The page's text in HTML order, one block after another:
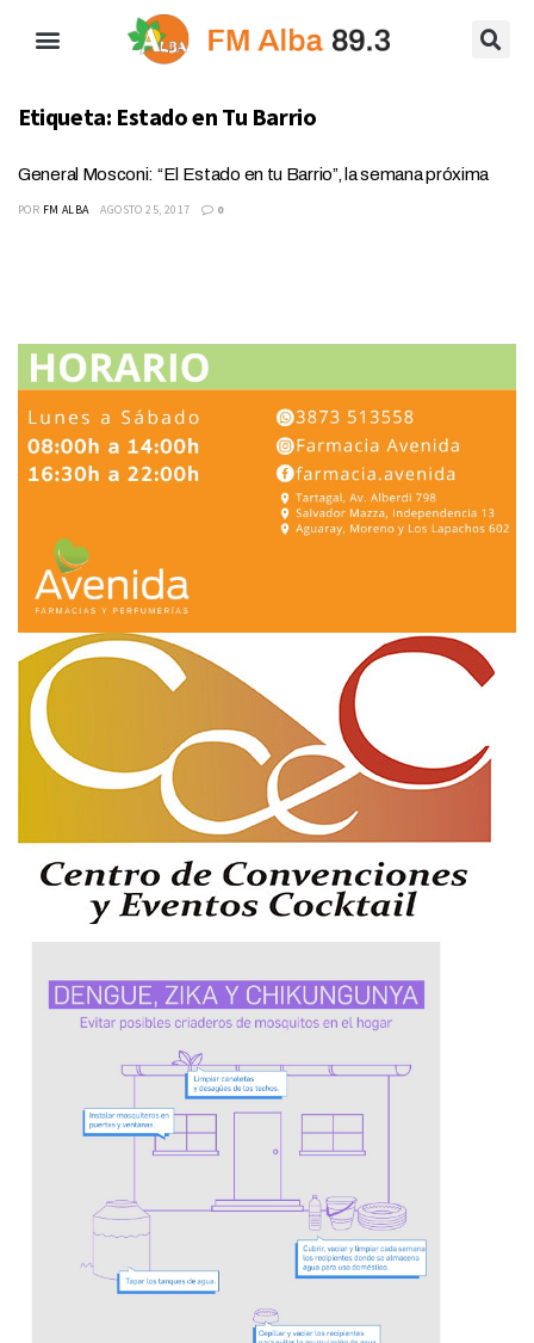
Etiqueta: Estado en Tu Barrio
General Mosconi: “El Estado en tu Barrio”, la semana próxima
POR FM ALBA AGOSTO 25, 2017 0